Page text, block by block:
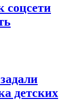
соцсети
детских